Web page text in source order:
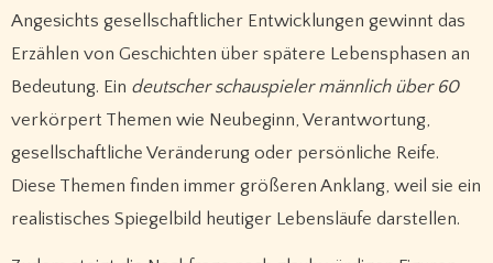
Angesichts gesellschaftlicher Entwicklungen gewinnt das
Erzählen von Geschichten über spätere Lebensphasen an
Bedeutung. Ein deutscher schauspieler männlich über 60
verkörpert Themen wie Neubeginn, Verantwortung,
gesellschaftliche Veränderung oder persönliche Reife.
Diese Themen finden immer größeren Anklang, weil sie ein
realistisches Spiegelbild heutiger Lebensläufe darstellen.